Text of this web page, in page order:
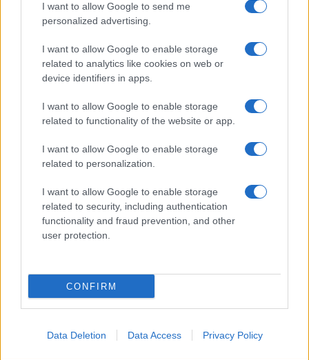
I want to allow Google to send me
personalized advertising.
I want to allow Google to enable storage
related to analytics like cookies on web or
device identifiers in apps.
I want to allow Google to enable storage
related to functionality of the website or app.
I want to allow Google to enable storage
related to personalization.
I want to allow Google to enable storage
related to security, including authentication
functionality and fraud prevention, and other
user protection.
CONFIRM
Data Deletion Data Access Privacy Policy
Scopri Rocca San Giovanni, il borgo abruzzese tra
mare e storia
LIFESTYLE